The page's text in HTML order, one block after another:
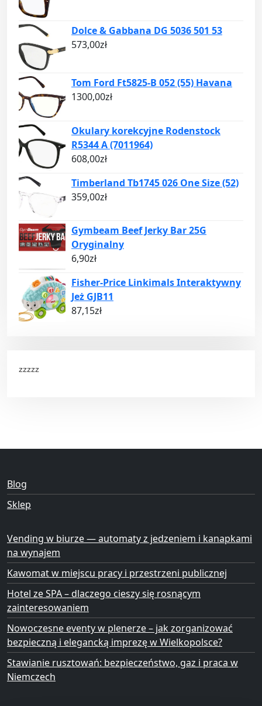
Dolce & Gabbana DG 5036 501 53
573,00zł
Tom Ford Ft5825-B 052 (55) Havana
1300,00zł
Okulary korekcyjne Rodenstock
R5344 A (7011964)
608,00zł
Timberland Tb1745 026 One Size (52)
359,00zł
Gymbeam Beef Jerky Bar 25G
Oryginalny
6,90zł
Fisher-Price Linkimals Interaktywny
Jeż GJB11
87,15zł
zzzzz
Blog
Sklep
Vending w biurze — automaty z jedzeniem i kanapkami
na wynajem
Kawomat w miejscu pracy i przestrzeni publicznej
Hotel ze SPA – dlaczego cieszy się rosnącym
zainteresowaniem
Nowoczesne eventy w plenerze – jak zorganizować
bezpieczną i elegancką imprezę w Wielkopolsce?
Stawianie rusztowań: bezpieczeństwo, gaz i praca w
Niemczech